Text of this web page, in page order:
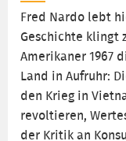
Fred Nardo lebt
Geschichte klingt
Amerikaner 1967
Land in Aufruhr:
den Krieg in
revoltieren,
der Kritik an